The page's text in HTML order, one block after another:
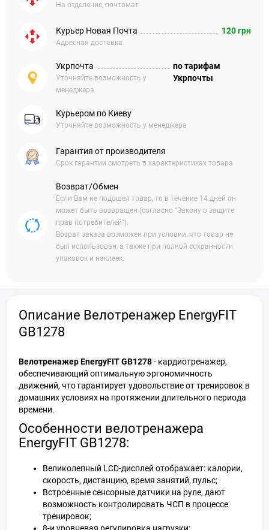
На отделение, почтомат
Курьер Новая Почта
Адресная доставка
120 грн
Укрпочта
Уточняйте возможность у
менеджера
по тарифам
Укрпочты
Курьером по Киеву
Уточняйте возможность у менеджера
Гарантия от производителя
Срок гарантии смотреть в характеристиках товара
Возврат/Обмен
Если Вам не подошел товар, то в течение 14 дней он
может быть возвращен (согласно "Закону о защите
прав потребителей").
Возрат заказа возможен при условии, что товар не
был использован, а также при полной сохранности
упаковок и наклеек.
Описание Велотренажер EnergyFIT
GB1278
Велотренажер EnergyFIT GB1278- кардиотренажер,
обеспечивающий оптимальную эргономичность
движений, что гарантирует удовольствие от тренировок в
домашних условиях на протяжении длительного периода
времени.
Особенности велотренажера
EnergyFIT GB1278:
Великолепный LCD-дисплей отображает: калории,
скорость, дистанцию, время занятий, пульс;
Встроенные сенсорные датчики на руле, дают
возможность контролировать ЧСП в процессе
тренировок;